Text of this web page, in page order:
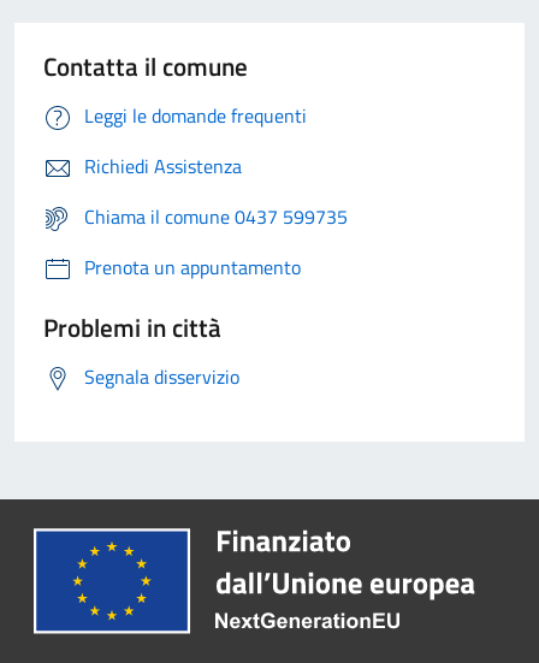
Contatta il comune
Leggi le domande frequenti
Richiedi Assistenza
Chiama il comune 0437 599735
Prenota un appuntamento
Problemi in città
Segnala disservizio